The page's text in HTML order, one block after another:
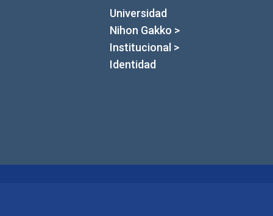
Universidad
Nihon Gakko >
Institucional >
Identidad